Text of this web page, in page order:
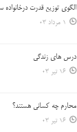
الگوي توزيع قدرت درخانواده
1 مرداد 03
درس هاي زندگي
16 تیر 03
محارم چه کساني هستند؟
16 تیر 03